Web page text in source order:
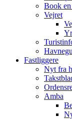
Book
Vejret
Fastliggere
Nyt fra
Amba